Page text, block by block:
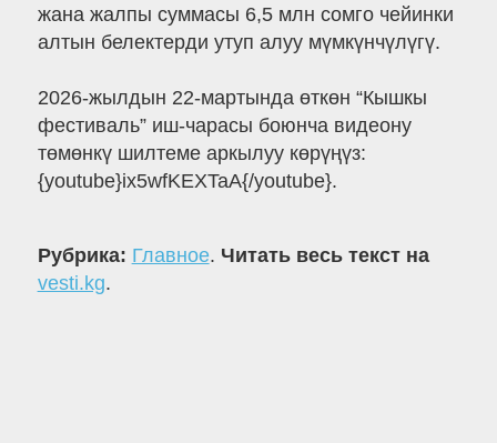
жана жалпы суммасы 6,5 млн сомго чейинки
алтын белектерди утуп алуу мүмкүнчүлүгү.
2026-жылдын 22-мартында өткөн “Кышкы
фестиваль” иш-чарасы боюнча видеону
төмөнкү шилтеме аркылуу көрүңүз:
{youtube}ix5wfKEXTaA{/youtube}.
Рубрика: Главное. Читать весь текст на
vesti.kg.